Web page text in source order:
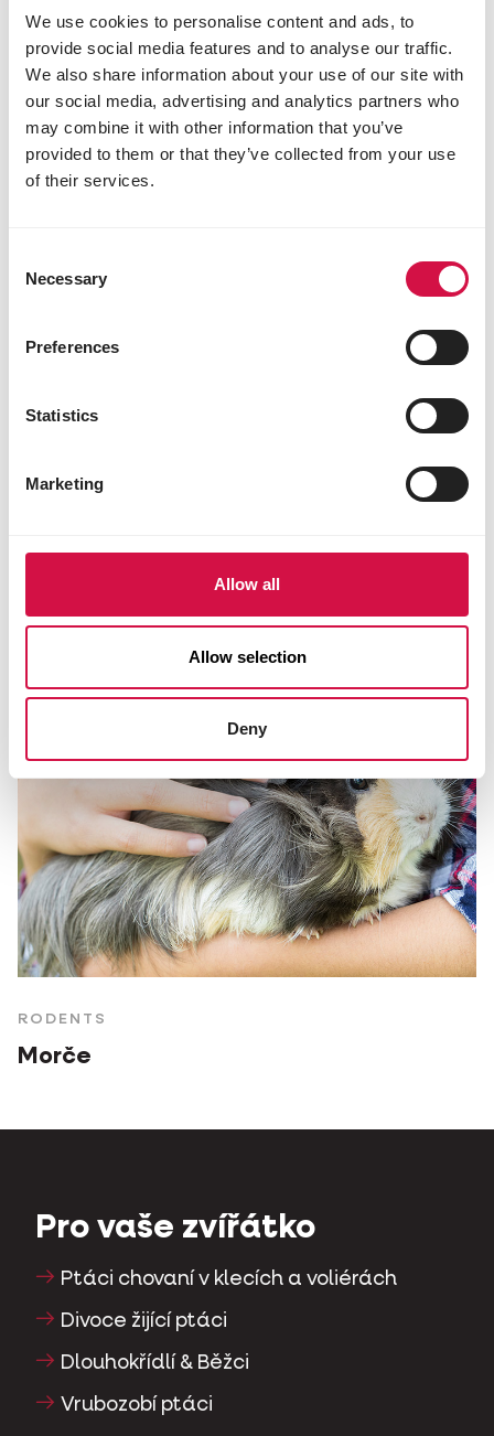
We use cookies to personalise content and ads, to
provide social media features and to analyse our traffic.
We also share information about your use of our site with
our social media, advertising and analytics partners who
may combine it with other information that you’ve
provided to them or that they’ve collected from your use
of their services.
Selection
Necessary
Preferences
Statistics
Marketing
Allow all
Allow selection
Deny
5 tipů, jak zařídit, aby byl váš křeček
RODENTS
Morče
Pro vaše zvířátko
Ptáci chovaní v klecích a voliérách
Divoce žijící ptáci
Dlouhokřídlí & Běžci
Vrubozobí ptáci